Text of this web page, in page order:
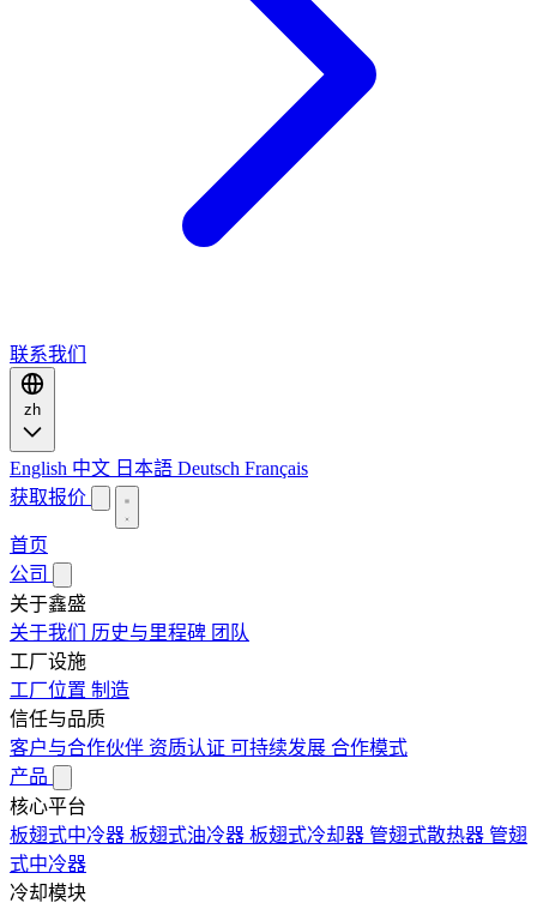
联系我们
zh
English 中文 日本語 Deutsch Français
获取报价
首页
公司
关于鑫盛
关于我们 历史与里程碑 团队
工厂设施
工厂位置 制造
信任与品质
客户与合作伙伴 资质认证 可持续发展 合作模式
产品
核心平台
板翅式中冷器 板翅式油冷器 板翅式冷却器 管翅式散热器 管翅
式中冷器
冷却模块